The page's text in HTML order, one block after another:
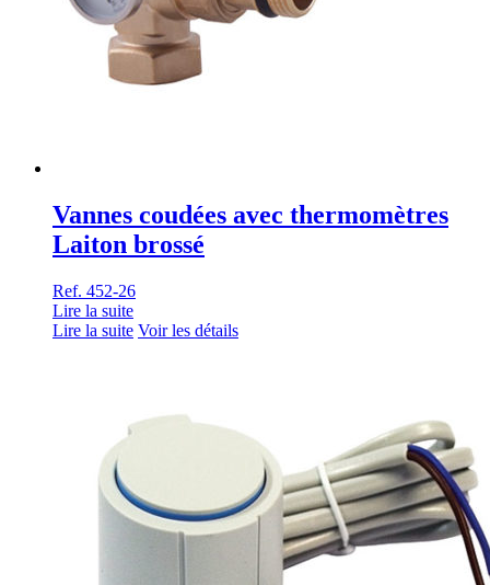
Vannes coudées avec thermomètres
Laiton brossé
Ref. 452-26
Lire la suite
Lire la suite Voir les détails